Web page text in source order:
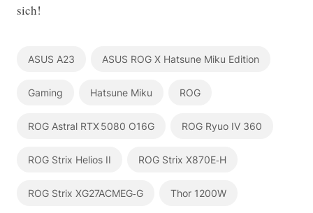
sich!
ASUS A23 ASUS ROG X Hatsune Miku Edition
Gaming Hatsune Miku ROG
ROG Astral RTX 5080 O16G ROG Ryuo IV 360
ROG Strix Helios II ROG Strix X870E‑H
ROG Strix XG27ACMEG‑G Thor 1200W